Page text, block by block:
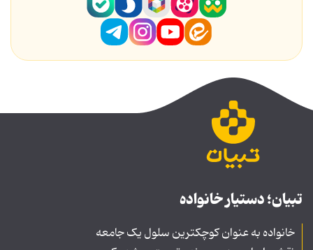
تبیان؛ دستیار خانواده
خانواده به عنوان کوچکترین سلول یک جامعه